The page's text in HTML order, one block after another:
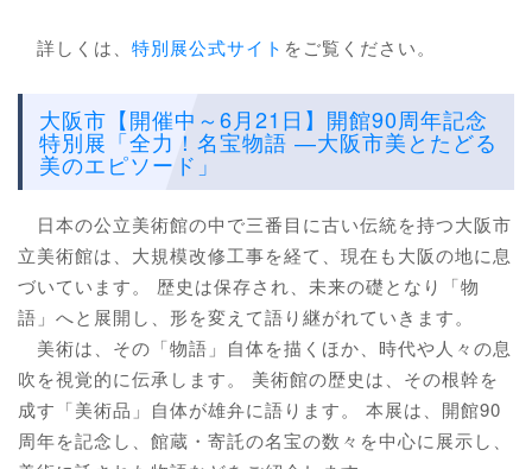
詳しくは、 特別展公式サイト をご覧ください。
大阪市【開催中～6月21日】開館90周年記念
特別展「全力！名宝物語 ―大阪市美とたどる
美のエピソード」
日本の公立美術館の中で三番目に古い伝統を持つ大阪市
立美術館は、大規模改修工事を経て、現在も大阪の地に息
づいています。 歴史は保存され、未来の礎となり「物
語」へと展開し、形を変えて語り継がれていきます。
美術は、その「物語」自体を描くほか、時代や人々の息
吹を視覚的に伝承します。 美術館の歴史は、その根幹を
成す「美術品」自体が雄弁に語ります。 本展は、開館90
周年を記念し、館蔵・寄託の名宝の数々を中心に展示し、